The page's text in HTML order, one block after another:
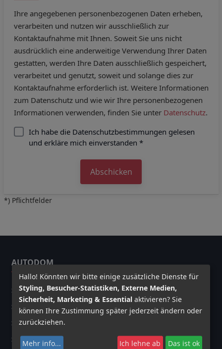
Ihre angegebenen personenbezogenen Daten erheben,
verarbeiten und nutzen wir ausschließlich zur
Kontaktaufnahme mit Ihnen. Soweit Sie uns nicht
ausdrücklich eine anderweitige Verwendung Ihrer Daten
gestatten, werden Ihre Daten ausschließlich gespeichert,
verarbeitet und genutzt, soweit und solange dies zur
Kontaktaufnahme erforderlich ist. Weitere Informationen
zum Datenschutz und wie wir Ihre personenbezogenen
Informationen verwenden, finden Sie unter Datenschutz.
Ich habe die Datenschutzbestimmungen gelesen
und erkläre mich einverstanden *
Abschicken
*) Pflichtfelder
AUTODOM
Team
Jobs
Kontakt
Soziales Engagement
Hallo! Könnten wir bitte einige zusätzliche Dienste für
Styling, Besucher-Statistiken, Externe Medien,
Sicherheit, Marketing & Essential aktivieren? Sie
können Ihre Zustimmung später jederzeit ändern oder
zurückziehen.
Mehr info... Ich lehne ab Das ist ok